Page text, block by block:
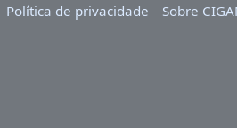
Política de privacidade
Sobre